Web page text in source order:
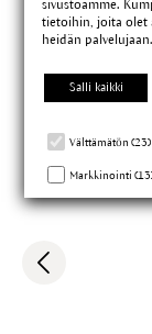
sivustoamme.
tietoihin, joita olet
heidän palvelujaan.
Salli kaikki
Välttämätön (23)
Markkinointi